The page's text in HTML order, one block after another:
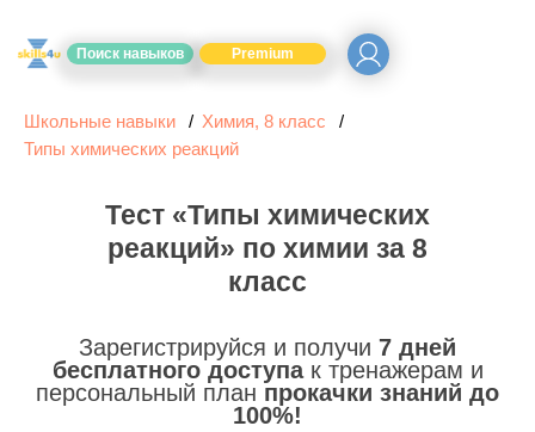
Поиск навыков Premium
Школьные навыки
Химия, 8 класс
Типы химических реакций
Тест «Типы химических
реакций» по химии за 8
класс
Зарегистрируйся и получи 7 дней
бесплатного доступак тренажерам и
персональный план прокачки знаний до
100%!